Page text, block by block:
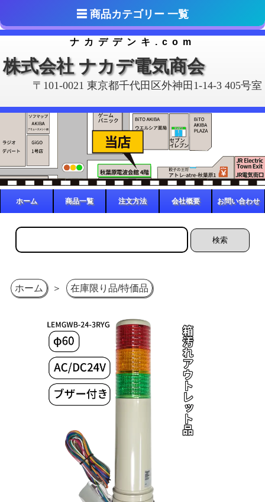
ナカデデンキ.com
株式会社 ナカデ電気商会
〒101-0021 東京都千代田区外神田1-14-3 405号室
ホーム 商品一覧 注文方法 会社概要 お問い合わせ
ホーム ＞ 在庫限り品/特価品